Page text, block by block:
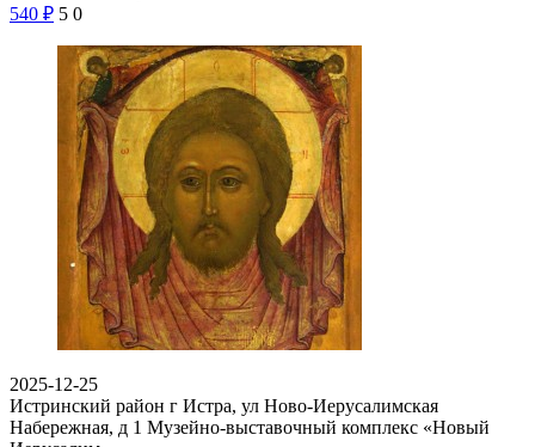
540 ₽ 5 0
2025-12-25
Истринский район г Истра, ул Ново-Иерусалимская
Набережная, д 1 Музейно-выставочный комплекс «Новый